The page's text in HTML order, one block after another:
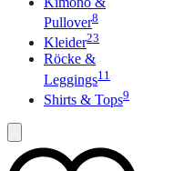
Pullover8
Kleider23
Röcke &
Leggings11
Shirts & Tops9